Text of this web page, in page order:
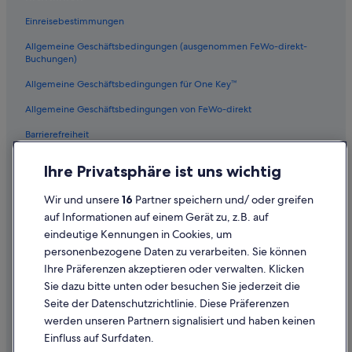
Design Hotels in Los Angeles
Hotels mit Restaurant in Downtown Los Angeles
Hotels mit Whirlpool in Downtown Los Angeles
Extended Stay America Hotels in Los Angeles
Hotels mit Meerblick in Los Angeles
Hyatt Hotels in Los Angeles
Oyo Rooms Hotels in Los Angeles
Best Western Hotels in Los Angeles
Wynn Resorts in Los Angeles
Viceroy Hotel Group in Los Angeles
Golf in Los Angeles County
Einreisebestimmungen
Allgemeine Geschäftsbedingungen (ausgenommen FeWo-direkt-
Buchungen)
Allgemeine Geschäftsbedingungen für One Key™
Allgemeine Geschäftsbedingungen von FeWo-direkt
Barrierefreiheit
Rechtliche Hinweise/Kontakt
Inhaltsrichtlinien und Melden von Inhalten
Hilfe
Hilfe
Flug stornieren
Ihre Privatsphäre ist uns wichtig
Wir und unsere16 Partner speichern und/ oder greifen
auf Informationen auf einem Gerät zu, z.B. auf
eindeutige Kennungen in Cookies, um
personenbezogene Daten zu verarbeiten. Sie können
Ihre Präferenzen akzeptieren oder verwalten. Klicken
Sie dazu bitte unten oder besuchen Sie jederzeit die
Seite der Datenschutzrichtlinie. Diese Präferenzen
werden unseren Partnern signalisiert und haben keinen
Einfluss auf Surfdaten.